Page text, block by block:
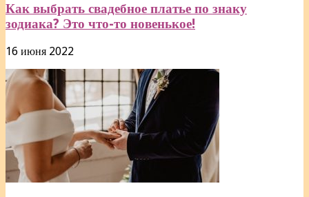
Как выбрать свадебное платье по знаку
зодиака? Это что-то новенькое!
16 июня 2022